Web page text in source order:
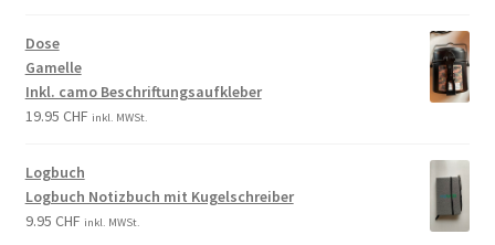
Dose
Gamelle
Inkl. camo Beschriftungsaufkleber
19.95 CHF inkl. MWSt.
Logbuch
Logbuch Notizbuch mit Kugelschreiber
9.95 CHF inkl. MWSt.